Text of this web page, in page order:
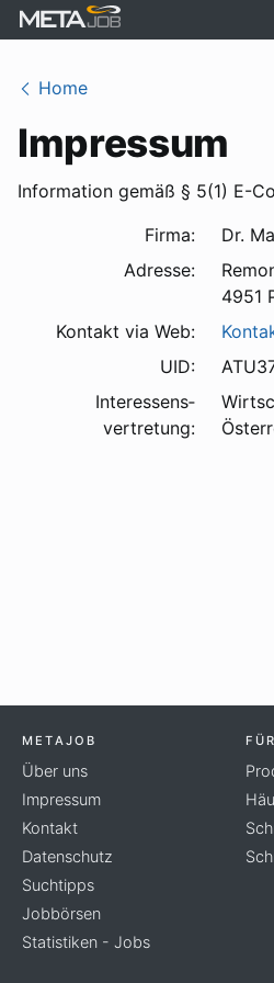
Home
Impressum
Information gemäß § 5(1) E-
Firma:
Dr.
Adresse:
4951
Kontakt via Web:
UID:
Interessens­
vertretung:
METAJOB
Über uns
Impressum
Kontakt
Datenschutz
Suchtipps
Jobbörsen
Statistiken - Jobs